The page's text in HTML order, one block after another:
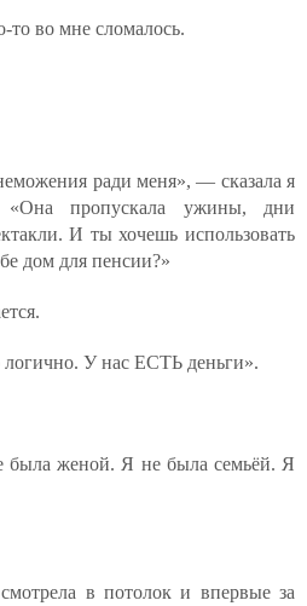
во мне сломалось.
ради меня», — сказала я
пропускала ужины, дни
И ты хочешь использовать
дом для пенсии?»
У нас ЕСТЬ деньги».
была женой. Я не была семьёй. Я
в потолок и впервые за